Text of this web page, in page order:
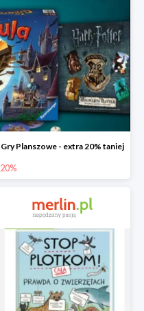
Gry Planszowe - extra 20% taniej
20%